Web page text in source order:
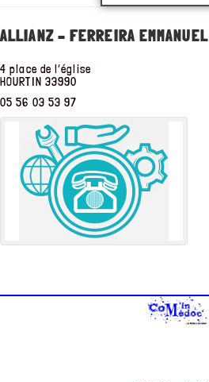
ALLIANZ – FERREIRA EMMANUEL
4 place de l’église
HOURTIN 33990
05 56 03 53 97